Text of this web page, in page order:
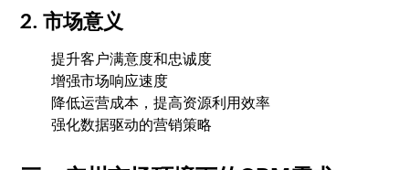
2. 市场意义
提升客户满意度和忠诚度
增强市场响应速度
降低运营成本，提高资源利用效率
强化数据驱动的营销策略